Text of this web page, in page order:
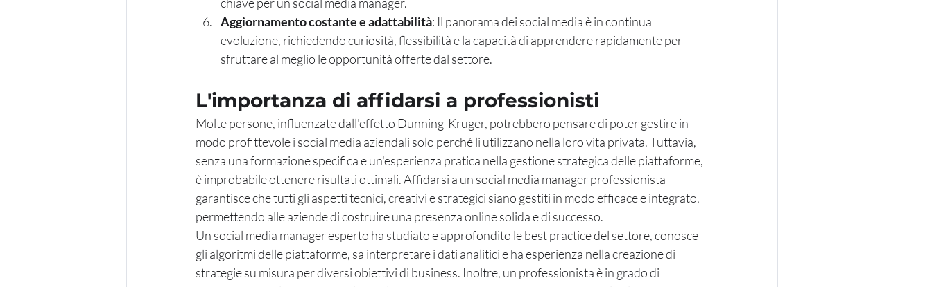
Aggiornamento costante e adattabilità: Il panorama dei social media è in continua
evoluzione, richiedendo curiosità, flessibilità e la capacità di apprendere rapidamente per
sfruttare al meglio le opportunità offerte dal settore.
L'importanza di affidarsi a professionisti
Molte persone, influenzate dall'effetto Dunning-Kruger, potrebbero pensare di poter gestire in
modo profittevole i social media aziendali solo perché li utilizzano nella loro vita privata. Tuttavia,
senza una formazione specifica e un'esperienza pratica nella gestione strategica delle piattaforme,
è improbabile ottenere risultati ottimali. Affidarsi a un social media manager professionista
garantisce che tutti gli aspetti tecnici, creativi e strategici siano gestiti in modo efficace e integrato,
permettendo alle aziende di costruire una presenza online solida e di successo.
Un social media manager esperto ha studiato e approfondito le best practice del settore, conosce
gli algoritmi delle piattaforme, sa interpretare i dati analitici e ha esperienza nella creazione di
strategie su misura per diversi obiettivi di business. Inoltre, un professionista è in grado di